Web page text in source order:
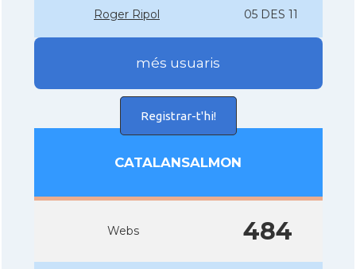
Roger Ripol 05 DES 11
més usuaris
Registrar-t'hi!
CATALANSALMON
Webs 484